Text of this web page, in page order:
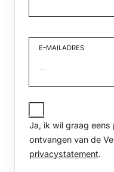
E-MAILADRES
JA,
IK
WIL
GRAAG
PER
Ja, ik wil graag eens
ontvangen van de
privacystatement.